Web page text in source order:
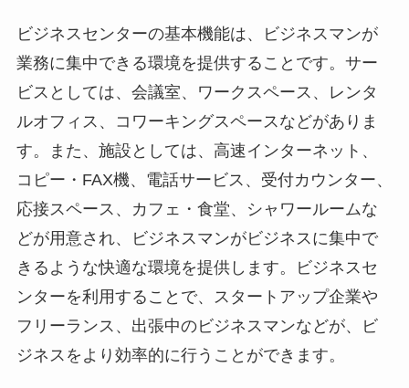
ビジネスセンターの基本機能は、ビジネスマンが
業務に集中できる環境を提供することです。サー
ビスとしては、会議室、ワークスペース、レンタ
ルオフィス、コワーキングスペースなどがありま
す。また、施設としては、高速インターネット、
コピー・FAX機、電話サービス、受付カウンター、
応接スペース、カフェ・食堂、シャワールームな
どが用意され、ビジネスマンがビジネスに集中で
きるような快適な環境を提供します。ビジネスセ
ンターを利用することで、スタートアップ企業や
フリーランス、出張中のビジネスマンなどが、ビ
ジネスをより効率的に行うことができます。